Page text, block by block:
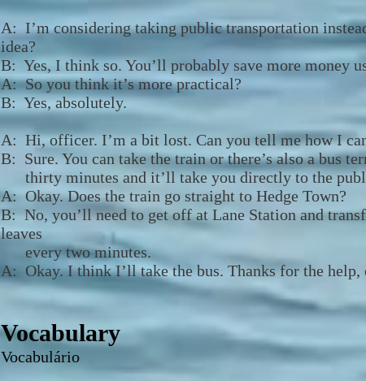
A: I’m considering taking public transportation
idea?
B: Yes, I think so. You’ll probably save more money
A: So you think it’s more practical?
B: Yes, absolutely.
A: Hi, officer. I’m a bit lost. Can you tell me how I
B: Sure. You can take the train or there’s also a bus
thirty minutes and it’ll take you directly to the
A: Okay. Does the train go straight to Hedge Town?
B: No, you’ll need to get off at Lane Station and
leaves
every two minutes.
A: Okay. I think I’ll take the bus. Thanks for the
Vocabulary
Vocabulário